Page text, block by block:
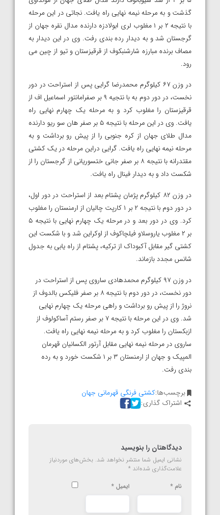
گذشت و به مرحله نیمه نهایی راه یافت. نجاتی در این مرحله
با نتیجه ۲ بر ۱ مغلوب لری ابولادزه دارنده مدال نقره جهان از
گرجستان شد و به دیدار رده بندی رفت. وی در این دیدار به
مصاف برنده مبارزه شارشنبکوف از قرقیزستان و تیو از چین می
رود.
در وزن ۶۷ کیلوگرم محمدرضا گرایی پس از استراحت در دور
نخست، در دور دوم به با نتجیه ۹ بر صفرامانتور اسماعیل اف از
قرقیزستان را مغلوب کرد و به مرحله یک چهارم نهایی راه
یافت. وی در این مرحله با نتیجه ۵ بر صفر هان سو ریو دارنده
مدال طلای جهان از کره جنوبی را از پیش رو برداشت و به
مرحله نیمه نهایی راه یافت. گرایی دراین مرحله در یک کشتی
مقتدرانه با نتیجه ۸ بر صفر جانی ختسوریانی از گرجستان را از
شکست داد و به دیدار فینال راه یافت.
در وزن ۸۲ کیلوگرم پژمان پشتام بعد از استراحت در دور اول،
در دور دوم با نتیجه ۲ بر ۱ کارپت چالیان از ارمنستان را مغلوب
کرد. وی در دور بعد و در مرحله یک چهارم نهایی با نتیجه ۵
بر ۲ مغلوب یاروسلاو فیلچاکوف از اوکراین شد و با شکست این
کشتی گیر مقابل آکبوداک از ترکیه، پشتام از راه یابی به جدول
شانس مجدد بازماند.
در وزن ۹۷ کیلوگرم محمدهادی ساروی پس از استراحت در
دور نخست، در دور دوم با نتیجه ۸ بر صفر فلیکس بالدوف از
نروژ را از پیش رو برداشت و راهی مرحله یک چهارم نهایی
شد. وی در این مرحله با نتیجه ۷ بر صفر رستم آساکولوف از
ازبکستان را مغلوب کرد و به مرحله نیمه نهایی راه یافت.
ساروی در مرحله نیمه نهایی مقابل آرتور الکسانیان قهرمان
المپیک و جهان از ارمنستان ۳ بر ۱ شکست خورد و به رده
بندی رفت.
برچسب‌ها:کشتی فرنگی قهرمانی جهان
اشتراک گذاری:
دیدگاهتان را بنویسید
نشانی ایمیل شما منتشر نخواهد شد. بخش‌های موردنیاز
علامت‌گذاری شده‌اند *
نام * ایمیل *